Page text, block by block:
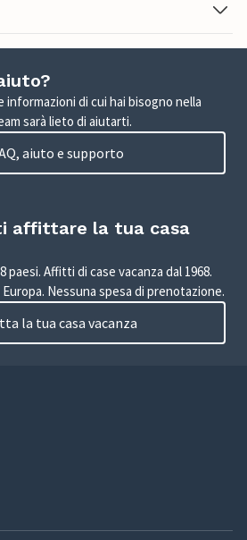
informazioni di cui hai bisogno nella
sarà lieto di aiutarti.
aiuto e supporto
affittare la tua casa
paesi. Affitti di case vacanza dal 1968.
Nessuna spesa di prenotazione.
la tua casa vacanza